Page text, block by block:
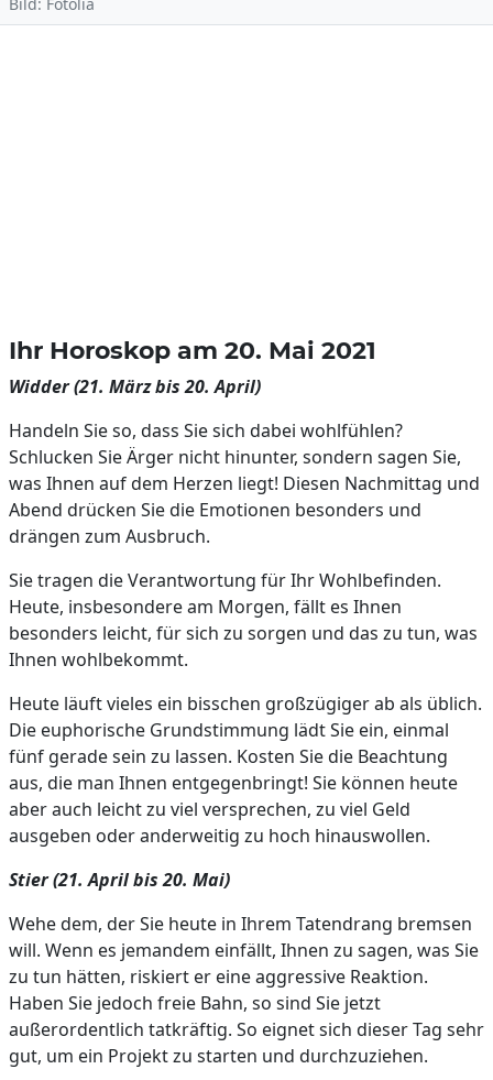
Ihr Horoskop am 20. Mai 2021
Widder (21. März bis 20. April)
Handeln Sie so, dass Sie sich dabei wohlfühlen?
Schlucken Sie Ärger nicht hinunter, sondern sagen Sie,
was Ihnen auf dem Herzen liegt! Diesen Nachmittag und
Abend drücken Sie die Emotionen besonders und
drängen zum Ausbruch.
Sie tragen die Verantwortung für Ihr Wohlbefinden.
Heute, insbesondere am Morgen, fällt es Ihnen
besonders leicht, für sich zu sorgen und das zu tun, was
Ihnen wohlbekommt.
Heute läuft vieles ein bisschen großzügiger ab als üblich.
Die euphorische Grundstimmung lädt Sie ein, einmal
fünf gerade sein zu lassen. Kosten Sie die Beachtung
aus, die man Ihnen entgegenbringt! Sie können heute
aber auch leicht zu viel versprechen, zu viel Geld
ausgeben oder anderweitig zu hoch hinauswollen.
Stier (21. April bis 20. Mai)
Wehe dem, der Sie heute in Ihrem Tatendrang bremsen
will. Wenn es jemandem einfällt, Ihnen zu sagen, was Sie
zu tun hätten, riskiert er eine aggressive Reaktion.
Haben Sie jedoch freie Bahn, so sind Sie jetzt
außerordentlich tatkräftig. So eignet sich dieser Tag sehr
gut, um ein Projekt zu starten und durchzuziehen.